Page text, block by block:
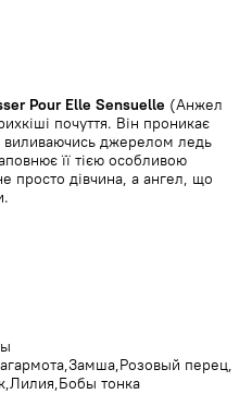
Pour Elle Sensuelle (Анжел
почуття. Він проникає
виливаючись джерелом ледь
її тією особливою
просто дівчина, а ангел, що
Замша Розовый перец
Лилия Бобы тонка